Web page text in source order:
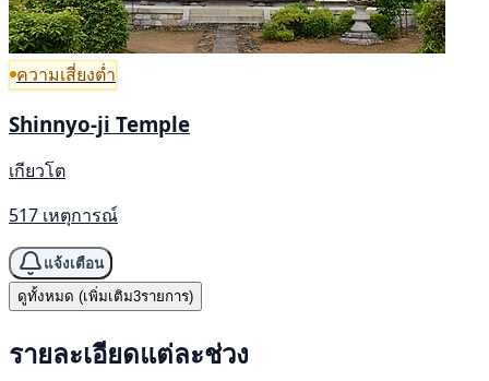
ความเสี่ยงต่ำ
Shinnyo-ji Temple
เกียวโต
517 เหตุการณ์
แจ้งเตือน
ดูทั้งหมด (เพิ่มเติม3รายการ)
รายละเอียดแต่ละช่วง